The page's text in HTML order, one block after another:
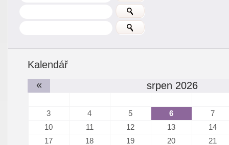
Kalendář
«
srpen 2026
3 4 5 6
7
10
11 12 13
14
17
18 19 20 21